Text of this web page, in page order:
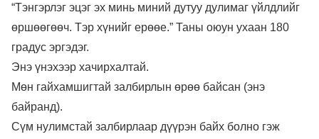
“Тэнгэрлэг эцэг эх минь миний дутуу дулимаг үйлдлийг
өршөөгөөч. Тэр хүнийг ерөөе.” Таны оюун ухаан 180
градус эргэдэг.
Энэ үнэхээр хачирхалтай.
Мөн гайхамшигтай залбирлын өрөө байсан (энэ
байранд).
Сүм нулимстай залбирлаар дүүрэн байх болно гэж